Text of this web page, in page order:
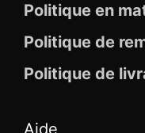
Politique en
Politique de
Politique de